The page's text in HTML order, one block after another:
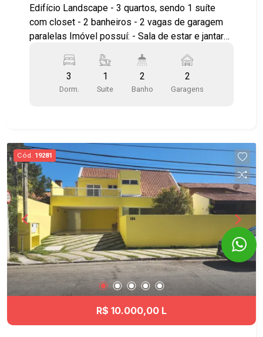
Jardim Aquarius - SJC
Edifício Landscape - 3 quartos, sendo 1 suíte
com closet - 2 banheiros - 2 vagas de garagem
paralelas Imóvel possuí: - Sala de estar e jantar
Varanda gourmet fechada com vidro articulável -
Cozinha com armários planejados, fogão e
depurador - Suíte com closet e armários
elevadores Condomínio clube com 2 torres com
excelente infraestrutura, portaria 24 horas,
sistema de segurança monitorado por câmeras, 3
elevadores por torre, sistema de acesso por tag
e 25 vagas internas para visitantes. Itens de
lazer: - Piscina com raia de 25 metros - Piscina
infantil - Academia equipada com excelentes
aparelhos - Quadra Poliesportiva - Playground -
Brinquedoteca - Salão de Jogos - Salão de
festas adulto e infantil - Duas lindas áreas
gourmet com churrasqueiras - Cascata e Jardins
Ótima localização no Jardim Aquarius, um dos
bairros mais valorizados de São José dos
3
Dorm.
1
Suite
2
Banho
2
Garagens
Cód. 19281
R$ 10.000,00 L